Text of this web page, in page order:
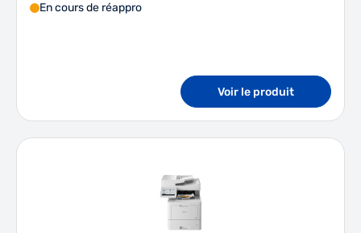
En cours de réappro
Voir le produit